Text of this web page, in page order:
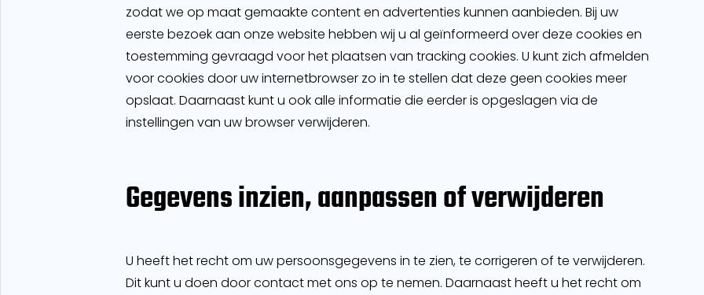
zodat we op maat gemaakte content en advertenties kunnen aanbieden. Bij uw
eerste bezoek aan onze website hebben wij u al geïnformeerd over deze cookies en
toestemming gevraagd voor het plaatsen van tracking cookies. U kunt zich afmelden
voor cookies door uw internetbrowser zo in te stellen dat deze geen cookies meer
opslaat. Daarnaast kunt u ook alle informatie die eerder is opgeslagen via de
instellingen van uw browser verwijderen.
Gegevens inzien, aanpassen of verwijderen
U heeft het recht om uw persoonsgegevens in te zien, te corrigeren of te verwijderen.
Dit kunt u doen door contact met ons op te nemen. Daarnaast heeft u het recht om